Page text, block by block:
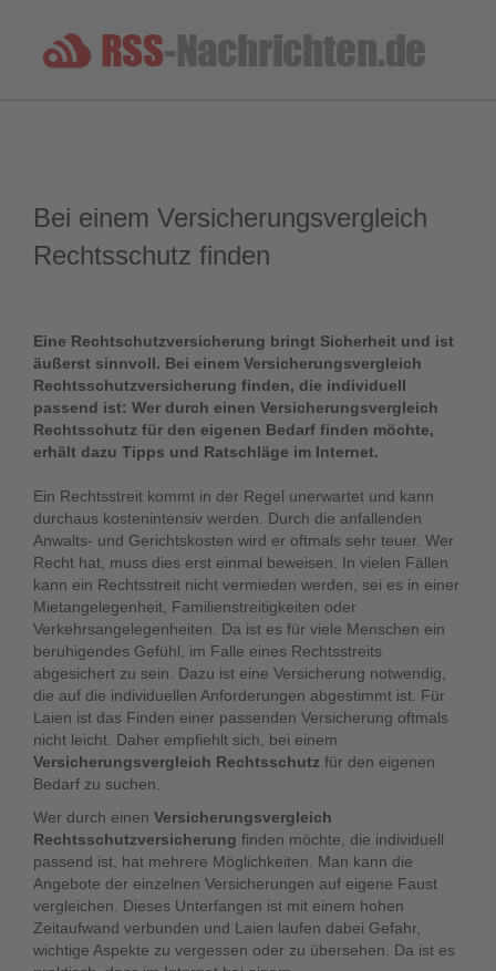
Bei einem Versicherungsvergleich
Rechtsschutz finden
Eine Rechtschutzversicherung bringt Sicherheit und ist
äußerst sinnvoll. Bei einem Versicherungsvergleich
Rechtsschutzversicherung finden, die individuell
passend ist: Wer durch einen Versicherungsvergleich
Rechtsschutz für den eigenen Bedarf finden möchte,
erhält dazu Tipps und Ratschläge im Internet.
Ein Rechtsstreit kommt in der Regel unerwartet und kann
durchaus kostenintensiv werden. Durch die anfallenden
Anwalts- und Gerichtskosten wird er oftmals sehr teuer. Wer
Recht hat, muss dies erst einmal beweisen. In vielen Fällen
kann ein Rechtsstreit nicht vermieden werden, sei es in einer
Mietangelegenheit, Familienstreitigkeiten oder
Verkehrsangelegenheiten. Da ist es für viele Menschen ein
beruhigendes Gefühl, im Falle eines Rechtsstreits
abgesichert zu sein. Dazu ist eine Versicherung notwendig,
die auf die individuellen Anforderungen abgestimmt ist. Für
Laien ist das Finden einer passenden Versicherung oftmals
nicht leicht. Daher empfiehlt sich, bei einem
Versicherungsvergleich Rechtsschutz für den eigenen
Bedarf zu suchen.
Wer durch einen Versicherungsvergleich
Rechtsschutzversicherung finden möchte, die individuell
passend ist, hat mehrere Möglichkeiten. Man kann die
Angebote der einzelnen Versicherungen auf eigene Faust
vergleichen. Dieses Unterfangen ist mit einem hohen
Zeitaufwand verbunden und Laien laufen dabei Gefahr,
wichtige Aspekte zu vergessen oder zu übersehen. Da ist es